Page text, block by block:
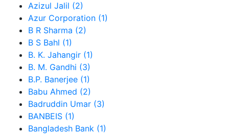
Azizul Jalil (2)
Azur Corporation (1)
B R Sharma (2)
B S Bahl (1)
B. K. Jahangir (1)
B. M. Gandhi (3)
B.P. Banerjee (1)
Babu Ahmed (2)
Badruddin Umar (3)
BANBEIS (1)
Bangladesh Bank (1)